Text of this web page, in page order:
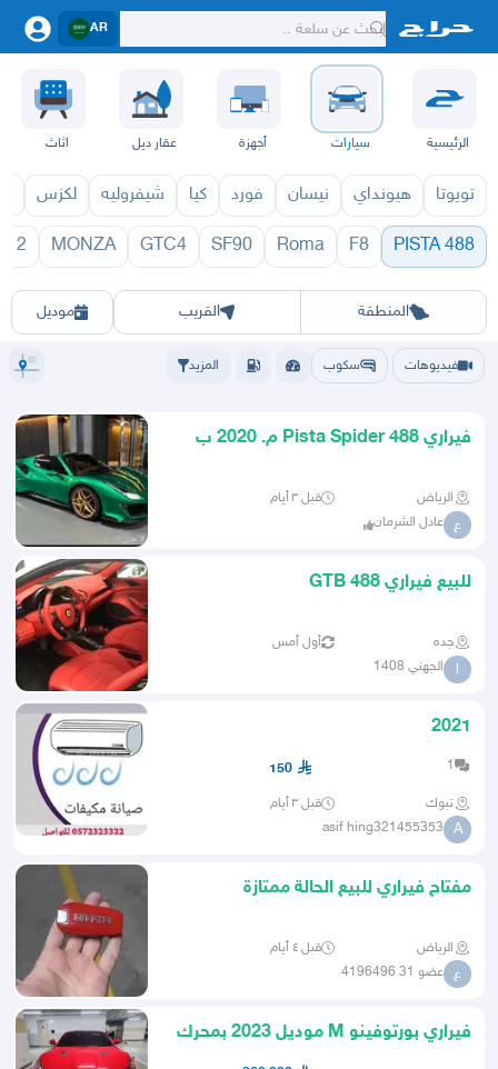
AR
الرئيسية سيارات أجهزة عقار ديل اثاث
تويوتا هيونداي نيسان فورد كيا شيفروليه لكزس
488 PISTA
F8
Roma
SF90
GTC4
MONZA
المنطقة
الرياض الشرقيه المدينة الطايف القصيمحائل أبها الباحة
القريب موديل
488 PISTA 2027
1970
فيديوهات سكوب المزيد
فيراري 488 Pista Spider م. 2020 ب
الرياض قبل ٣ أيام
ع عادل الشرمان
للبيع فيراري 488 GTB
جده أول أمس
ا الجهني 1408
2021
1
150
تبوك قبل ٣ أيام
A
asif hing321455353
مفتاح فيراري للبيع الحالة ممتازة
الرياض قبل ٤ أيام
ع عضو 31 4196496
فيراري بورتوفينو M موديل 2023 بمحرك